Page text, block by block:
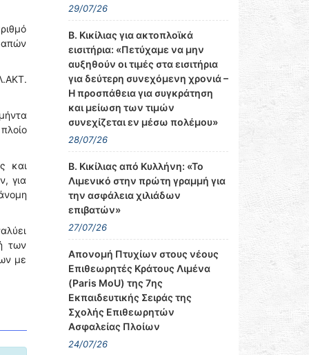
και
για
των
με
29/07/26
Β. Κικίλιας για ακτοπλοϊκά
εισιτήρια: «Πετύχαμε να μην
αυξηθούν οι τιμές στα εισιτήρια
για δεύτερη συνεχόμενη χρονιά –
Η προσπάθεια για συγκράτηση
και μείωση των τιμών
συνεχίζεται εν μέσω πολέμου»
28/07/26
Β. Κικίλιας από Κυλλήνη: «Το
Λιμενικό στην πρώτη γραμμή για
την ασφάλεια χιλιάδων
επιβατών»
27/07/26
Απονομή Πτυχίων στους νέους
Επιθεωρητές Κράτους Λιμένα
(Paris MoU) της 7ης
Εκπαιδευτικής Σειράς της
Σχολής Επιθεωρητών
Ασφαλείας Πλοίων
24/07/26